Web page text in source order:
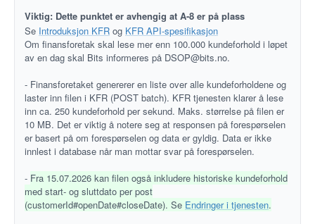
Viktig: Dette punktet er avhengig at A-8 er på plass
Se Introduksjon KFR og KFR API-spesifikasjon
Om finansforetak skal lese mer enn 100.000 kundeforhold i løpet
av en dag skal Bits informeres på DSOP@bits.no.
- Finansforetaket genererer en liste over alle kundeforholdene og
laster inn filen i KFR (POST batch). KFR tjenesten klarer å lese
inn ca. 250 kundeforhold per sekund. Maks. størrelse på filen er
10 MB. Det er viktig å notere seg at responsen på forespørselen
er basert på om forespørselen og data er gyldig. Data er ikke
innlest i database når man mottar svar på forespørselen.
- Fra 15.07.2026 kan filen også inkludere historiske kundeforhold
med start- og sluttdato per post
(customerId#openDate#closeDate). Se Endringer i tjenesten.